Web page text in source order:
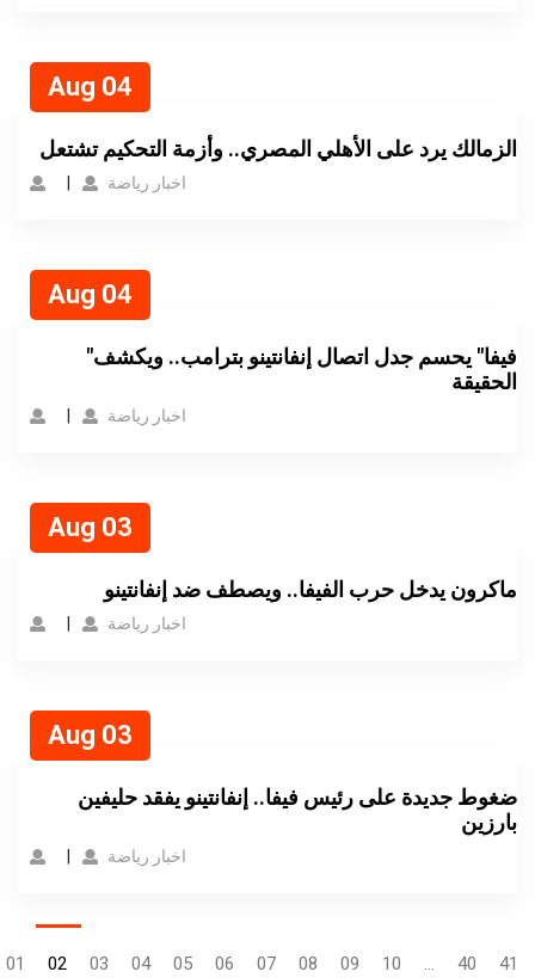
Aug 04
الزمالك يرد على الأهلي المصري.. وأزمة التحكيم تشتعل
اخبار رياضة
Aug 04
"فيفا" يحسم جدل اتصال إنفانتينو بترامب.. ويكشف
الحقيقة
اخبار رياضة
Aug 03
ماكرون يدخل حرب الفيفا.. ويصطف ضد إنفانتينو
اخبار رياضة
Aug 03
ضغوط جديدة على رئيس فيفا.. إنفانتينو يفقد حليفين
بارزين
اخبار رياضة
01 02 03 04 05 06 07 08 09 10 ... 40 41